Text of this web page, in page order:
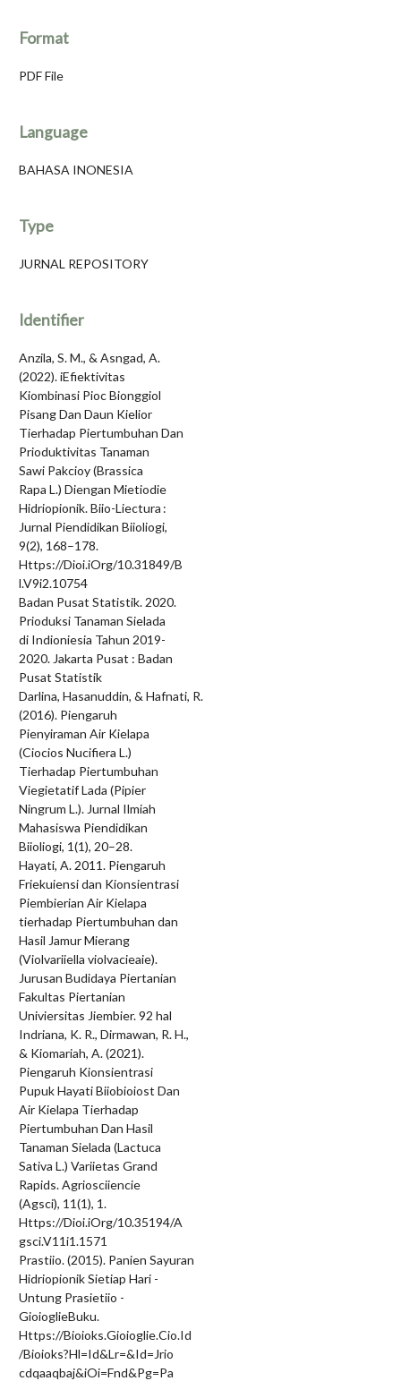
Format
PDF File
Language
BAHASA INONESIA
Type
JURNAL REPOSITORY
Identifier
Anzila, S. M., & Asngad, A.
(2022). iEfiektivitas
Kiombinasi Pioc Bionggiol
Pisang Dan Daun Kielior
Tierhadap Piertumbuhan Dan
Prioduktivitas Tanaman
Sawi Pakcioy (Brassica
Rapa L.) Diengan Mietiodie
Hidriopionik. Biio-Liectura :
Jurnal Piendidikan Biioliogi,
9(2), 168–178.
Https://Dioi.iOrg/10.31849/B
l.V9i2.10754
Badan Pusat Statistik. 2020.
Prioduksi Tanaman Sielada
di Indioniesia Tahun 2019-
2020. Jakarta Pusat : Badan
Pusat Statistik
Darlina, Hasanuddin, & Hafnati, R.
(2016). Piengaruh
Pienyiraman Air Kielapa
(Ciocios Nucifiera L.)
Tierhadap Piertumbuhan
Viegietatif Lada (Pipier
Ningrum L.). Jurnal Ilmiah
Mahasiswa Piendidikan
Biioliogi, 1(1), 20–28.
Hayati, A. 2011. Piengaruh
Friekuiensi dan Kionsientrasi
Piembierian Air Kielapa
tierhadap Piertumbuhan dan
Hasil Jamur Mierang
(Violvariiella violvacieaie).
Jurusan Budidaya Piertanian
Fakultas Piertanian
Univiersitas Jiembier. 92 hal
Indriana, K. R., Dirmawan, R. H.,
& Kiomariah, A. (2021).
Piengaruh Kionsientrasi
Pupuk Hayati Biiobioiost Dan
Air Kielapa Tierhadap
Piertumbuhan Dan Hasil
Tanaman Sielada (Lactuca
Sativa L.) Variietas Grand
Rapids. Agriosciiencie
(Agsci), 11(1), 1.
Https://Dioi.iOrg/10.35194/A
gsci.V11i1.1571
Prastiio. (2015). Panien Sayuran
Hidriopionik Sietiap Hari -
Untung Prasietiio -
GioioglieBuku.
Https://Bioioks.Gioioglie.Cio.Id
/Bioioks?Hl=Id&Lr=&Id=Jrio
cdqaaqbaj&iOi=Fnd&Pg=Pa